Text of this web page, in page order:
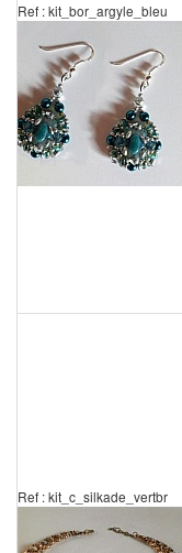
Ref : kit_bor_argyle_bleu
Ref : kit_c_silkade_vertbr